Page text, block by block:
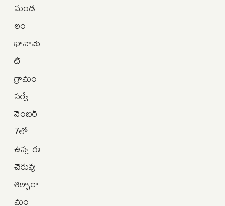
మండ
లం
ఖానామె
ట్‌
గ్రామం
సర్వే
నెంబర్‌
7లో
ఉన్న ఈ
చెరువు
శిల్పారా
మం